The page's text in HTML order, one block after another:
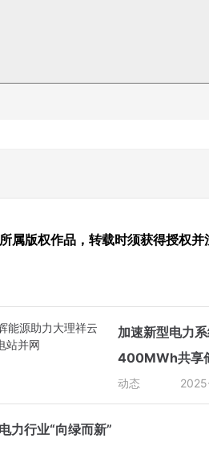
属版权作品，转载时须获得授权
加速新型电力
400MWh共享
动态
力行业“向绿而新”